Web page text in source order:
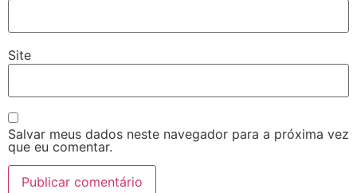
Site
Salvar meus dados neste navegador para a próxima vez
que eu comentar.